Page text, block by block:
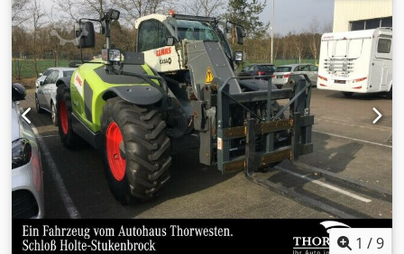
タイヤサイズ:710/75 R42, 後輪タイヤサイズ: 710/75 R42
高:3,941 mm, 全長:7,593 mm, 機械／車両番号:
WCLT7830078300894, 装備:エアコン, キャビン, フロント
PTO（パワーテイクオフ）, フロントエンドローダー, 油圧, 照
明, 追加ヘッドライト,
1 /9